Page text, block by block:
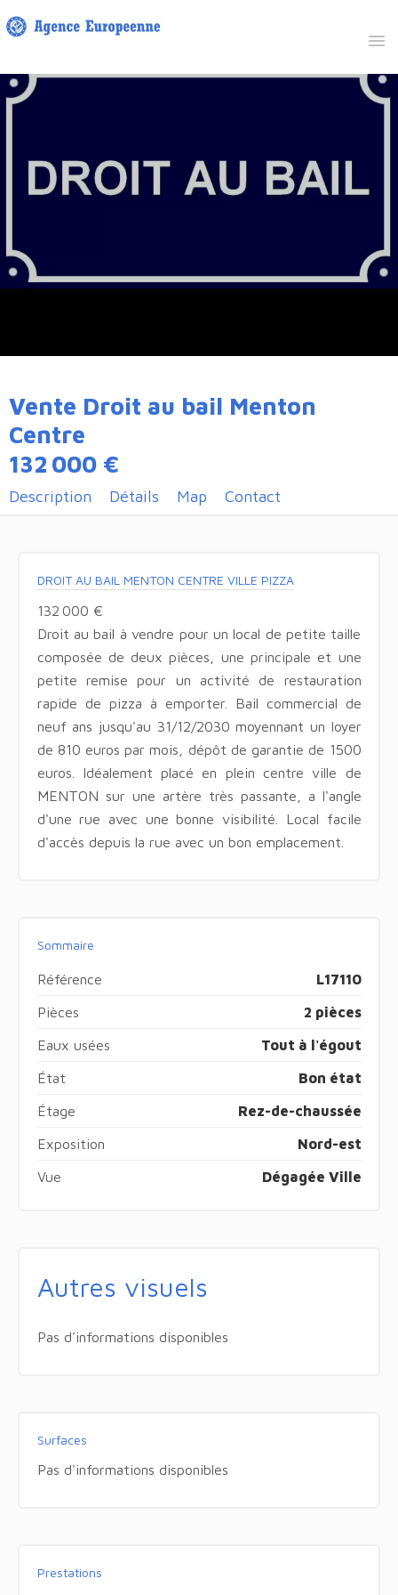
Vente Droit au bail Menton
Centre
132 000 €
Description Détails Map Contact
DROIT AU BAIL MENTON CENTRE VILLE PIZZA
132 000 €
Droit au bail à vendre pour un local de petite taille
composée de deux pièces, une principale et une
petite remise pour un activité de restauration
rapide de pizza à emporter. Bail commercial de
neuf ans jusqu'au 31/12/2030 moyennant un loyer
de 810 euros par mois, dépôt de garantie de 1500
euros. Idéalement placé en plein centre ville de
MENTON sur une artère très passante, a l'angle
d'une rue avec une bonne visibilité. Local facile
d'accès depuis la rue avec un bon emplacement.
Sommaire
Référence L17110
Pièces 2 pièces
Eaux usées Tout à l'égout
État Bon état
Étage Rez-de-chaussée
Exposition Nord-est
Vue Dégagée Ville
Autres visuels
Pas d'informations disponibles
Surfaces
Pas d'informations disponibles
Prestations